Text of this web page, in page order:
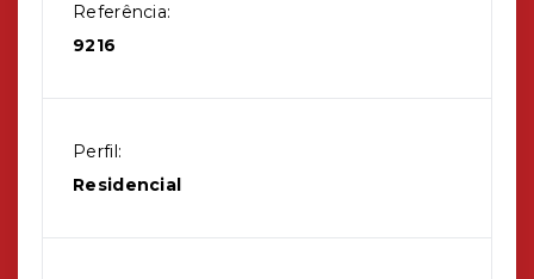
Referência:
9216
Perfil:
Residencial